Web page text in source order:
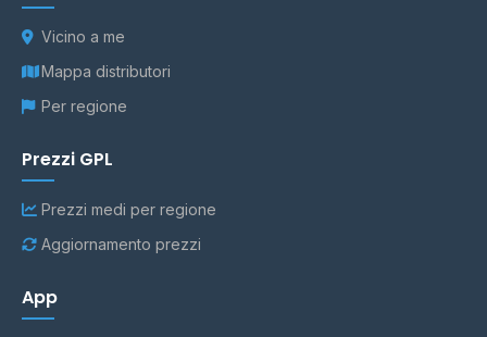
Vicino a me
Mappa distributori
Per regione
Prezzi GPL
Prezzi medi per regione
Aggiornamento prezzi
App